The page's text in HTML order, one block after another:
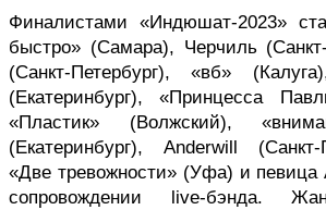
Финалистами «Индюшат-2023»
быстро» (Самара), Черчиль
(Санкт-Петербург), «вб»
(Екатеринбург), «Принцесса
«Пластик» (Волжский),
(Екатеринбург), Anderwill
«Две тревожности» (Уфа) и певица
сопровождении live-бэнда.